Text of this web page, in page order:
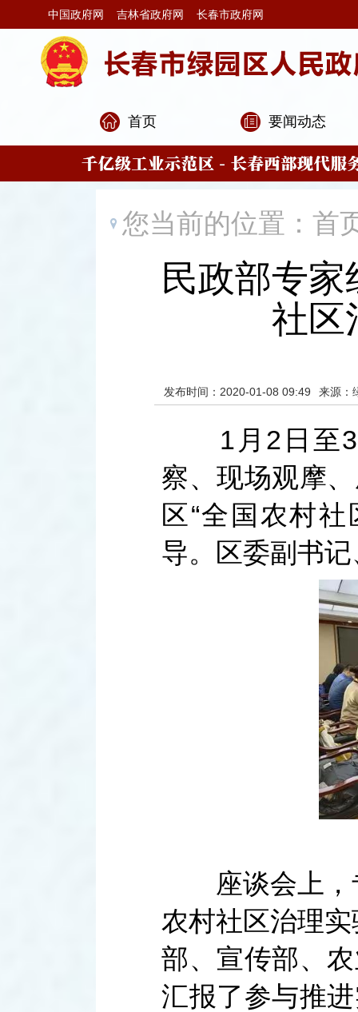
中国政府网 吉林省政府网 长春市政府网
首页 要闻动态
您当前的位置： 首
民政部专
社区
发布时间：2020-01-08 09:49 来源：
1月2日至3
察、现场观摩
区“全国农村
导。区委副书
座谈会上，
农村社区治理
部、宣传部、
汇报了参与推